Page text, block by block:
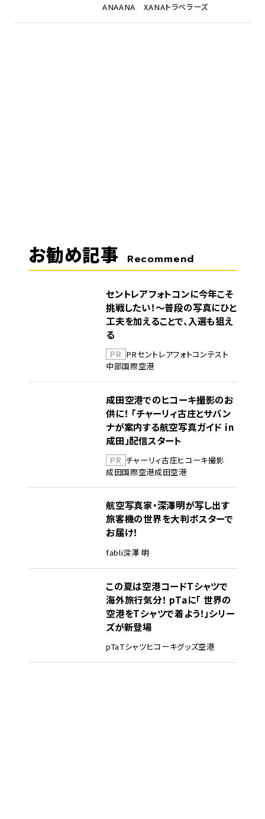
ANAANA XANAトラベラーズ
お勧め記事 Recommend
セントレアフォトコンに今年こそ
挑戦したい！～普段の写真にひと
工夫を加えることで、入選も狙え
る
PR PRセントレアフォトコンテスト
中部国際空港
成田空港でのヒコーキ撮影のお
供に！ 「チャーリィ古庄とサバン
ナが案内する航空写真ガイド in
成田」配信スタート
PR チャーリィ古庄ヒコーキ撮影
成田国際空港成田空港
航空写真家・深澤明が写し出す
旅客機の世界を大判ポスターで
お届け！
fabli深澤 明
この夏は空港コードTシャツで
海外旅行気分！ pTaに「 世界の
空港をTシャツで着よう！」シリー
ズが新登場
pTaTシャツヒコーキグッズ空港